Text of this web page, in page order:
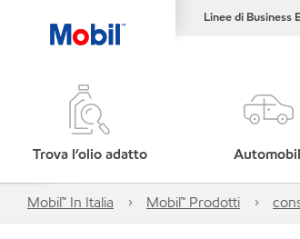
Linee di Business
Trova l’olio adatto
Mobil™ In Italia Mobil™ Prodotti